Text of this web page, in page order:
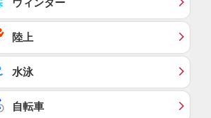
ウィンター
陸上
水泳
自転車